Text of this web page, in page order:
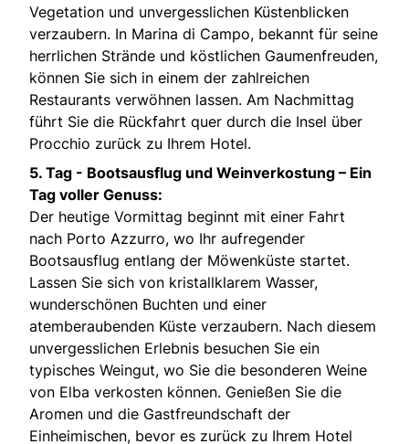
Vegetation und unvergesslichen Küstenblicken
verzaubern. In Marina di Campo, bekannt für seine
herrlichen Strände und köstlichen Gaumenfreuden,
können Sie sich in einem der zahlreichen
Restaurants verwöhnen lassen. Am Nachmittag
führt Sie die Rückfahrt quer durch die Insel über
Procchio zurück zu Ihrem Hotel.
5. Tag - Bootsausflug und Weinverkostung – Ein
Tag voller Genuss:
Der heutige Vormittag beginnt mit einer Fahrt
nach Porto Azzurro, wo Ihr aufregender
Bootsausflug entlang der Möwenküste startet.
Lassen Sie sich von kristallklarem Wasser,
wunderschönen Buchten und einer
atemberaubenden Küste verzaubern. Nach diesem
unvergesslichen Erlebnis besuchen Sie ein
typisches Weingut, wo Sie die besonderen Weine
von Elba verkosten können. Genießen Sie die
Aromen und die Gastfreundschaft der
Einheimischen, bevor es zurück zu Ihrem Hotel